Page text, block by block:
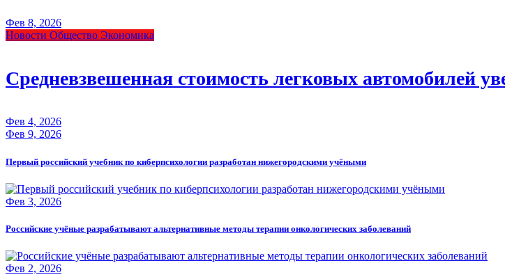
Фев 8, 2026
Новости Общество Экономика
Средневзвешенная стоимость легковых автомобилей
Фев 4, 2026
Фев 9, 2026
Первый российский учебник по киберпсихологии разработан нижегородскими учёными
Фев 3, 2026
Российские учёные разрабатывают альтернативные методы терапии онкологических заболеваний
Фев 2, 2026